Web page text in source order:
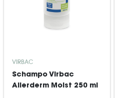
VIRBAC
Schampo Virbac
Allerderm Moist 250 ml